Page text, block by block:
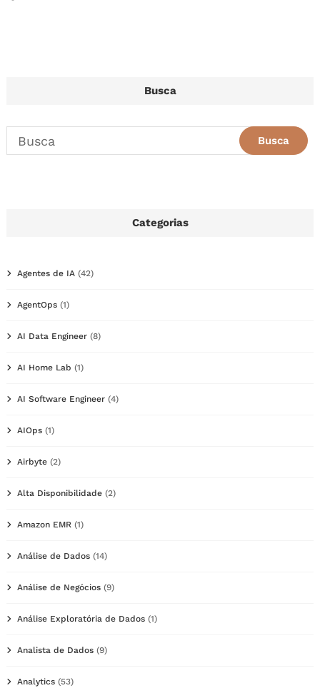
Busca
Categorias
Agentes de IA (42)
AgentOps (1)
AI Data Engineer (8)
AI Home Lab (1)
AI Software Engineer (4)
AIOps (1)
Airbyte (2)
Alta Disponibilidade (2)
Amazon EMR (1)
Análise de Dados (14)
Análise de Negócios (9)
Análise Exploratória de Dados (1)
Analista de Dados (9)
Analytics (53)